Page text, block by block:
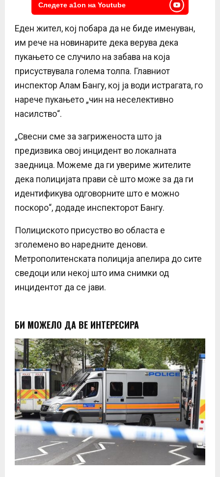
Следете a1on на Youtube
Еден жител, кој побара да не биде именуван,
им рече на новинарите дека верува дека
пукањето се случило на забава на која
присуствувала голема толпа. Главниот
инспектор Алам Бангу, кој ја води истрагата, го
нарече пукањето „чин на неселективно
насилство“.
„Свесни сме за загриженоста што ја
предизвика овој инцидент во локалната
заедница. Можеме да ги увериме жителите
дека полицијата прави сè што може за да ги
идентификува одговорните што е можно
поскоро“, додаде инспекторот Бангу.
Полициското присуство во областа е
зголемено во наредните денови.
Метрополитенската полиција апелира до сите
сведоци или некој што има снимки од
инцидентот да се јави.
БИ МОЖЕЛО ДА ВЕ ИНТЕРЕСИРА